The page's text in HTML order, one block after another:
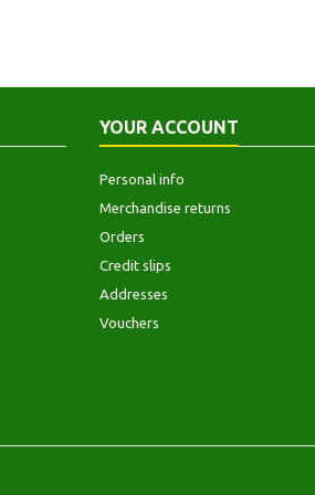
YOUR ACCOUNT
Personal info
Merchandise returns
Orders
Credit slips
Addresses
Vouchers